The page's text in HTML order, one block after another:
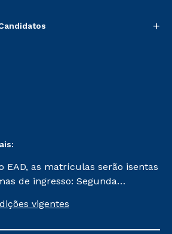
+
EAD, as matrículas serão isentas
de ingresso: Segunda
a taxa de matrícula será de R$
vigentes